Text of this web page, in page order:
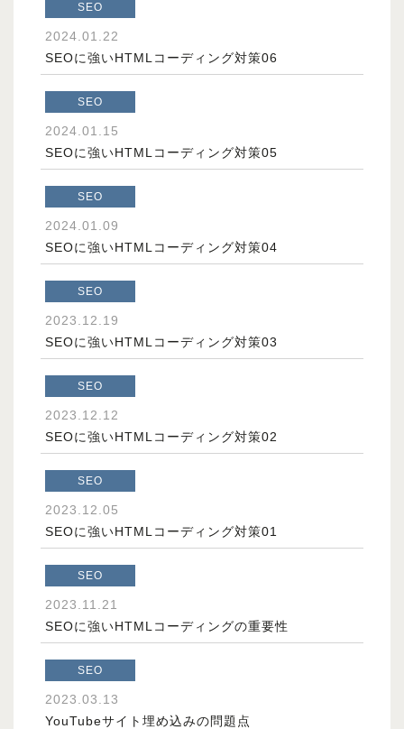
SEO
2024.01.22
SEOに強いHTMLコーディング対策06
SEO
2024.01.15
SEOに強いHTMLコーディング対策05
SEO
2024.01.09
SEOに強いHTMLコーディング対策04
SEO
2023.12.19
SEOに強いHTMLコーディング対策03
SEO
2023.12.12
SEOに強いHTMLコーディング対策02
SEO
2023.12.05
SEOに強いHTMLコーディング対策01
SEO
2023.11.21
SEOに強いHTMLコーディングの重要性
SEO
2023.03.13
YouTubeサイト埋め込みの問題点